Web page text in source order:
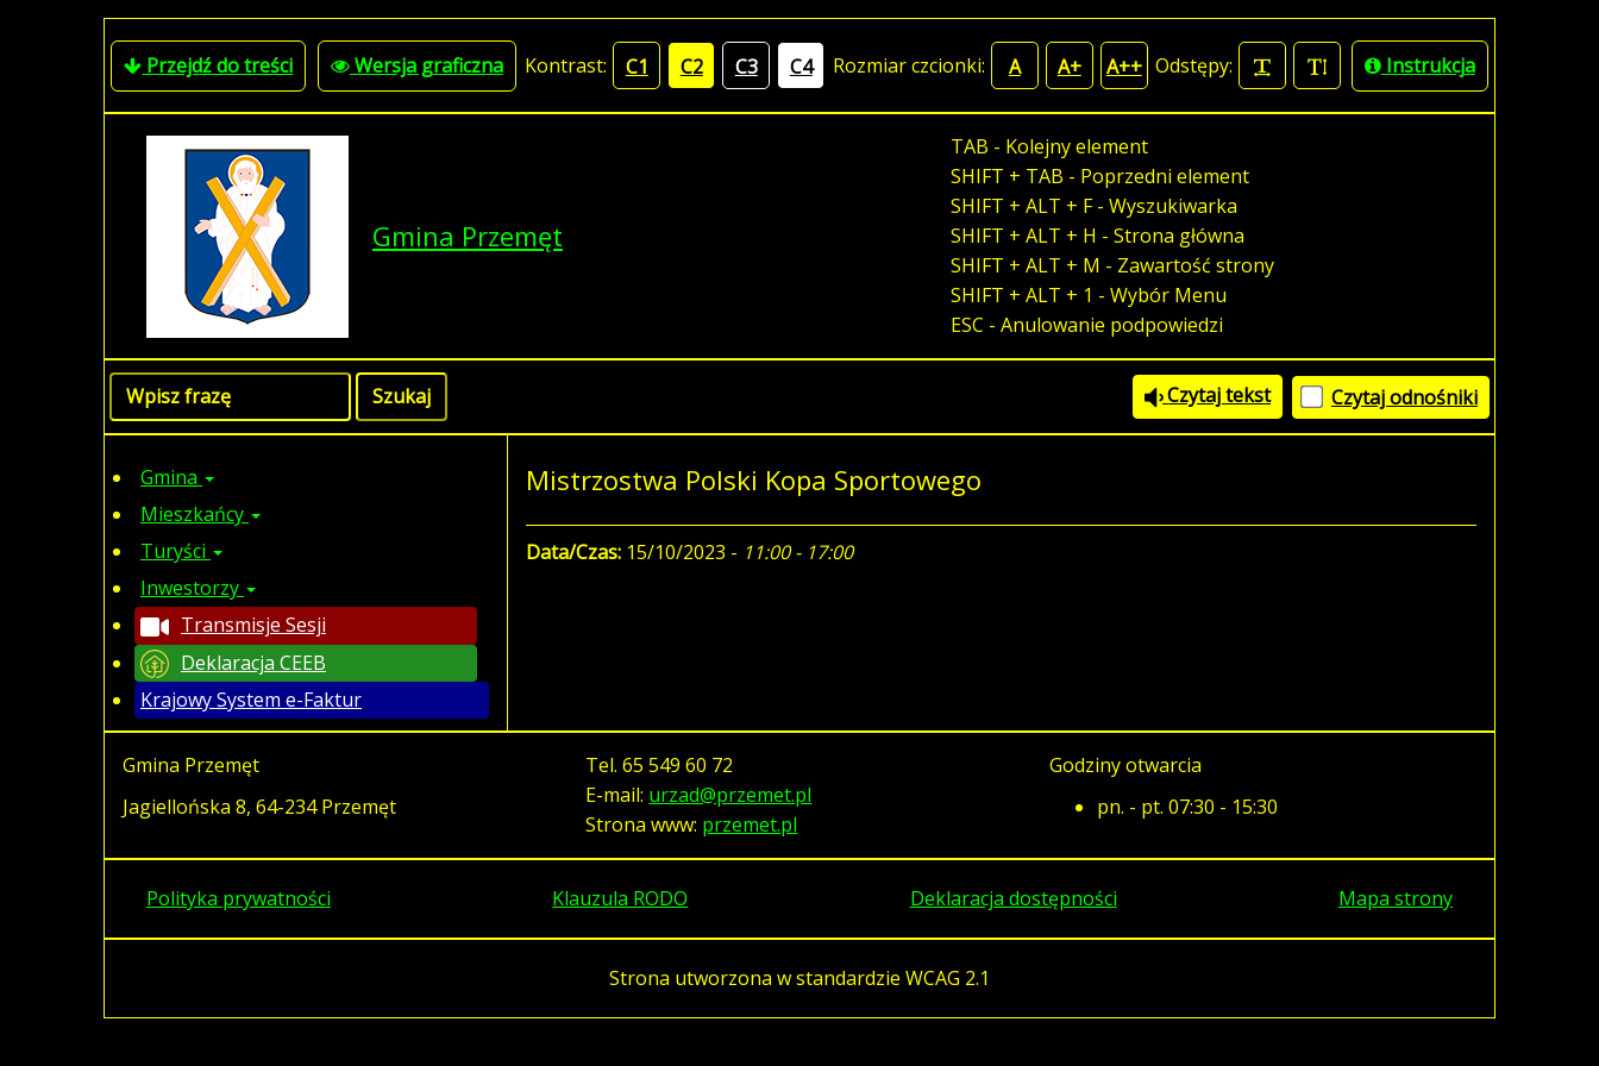
Przejdź do treści Wersja graficzna Kontrast: C1 C2 C3 C4 Rozmiar czcionki: A A+ A++ Odstępy: Instrukcja
Gmina Przemęt
TAB - Kolejny element
SHIFT + TAB - Poprzedni element
SHIFT + ALT + F - Wyszukiwarka
SHIFT + ALT + H - Strona główna
SHIFT + ALT + M - Zawartość strony
SHIFT + ALT + 1 - Wybór Menu
ESC - Anulowanie podpowiedzi
Czytaj tekst Czytaj odnośniki
Gmina
Mieszkańcy
Turyści
Inwestorzy
Transmisje Sesji
Deklaracja CEEB
Krajowy System e-Faktur
Mistrzostwa Polski Kopa Sportowego
Data/Czas: 15/10/2023 - 11:00 - 17:00
Gmina Przemęt
Jagiellońska 8, 64-234 Przemęt
Tel.65 549 60 72
E-mail: urzad@przemet.pl
Strona www: przemet.pl
Godziny otwarcia
pn. - pt. 07:30 - 15:30
Polityka prywatności Klauzula RODO Deklaracja dostępności Mapa strony
Strona utworzona w standardzie WCAG 2.1